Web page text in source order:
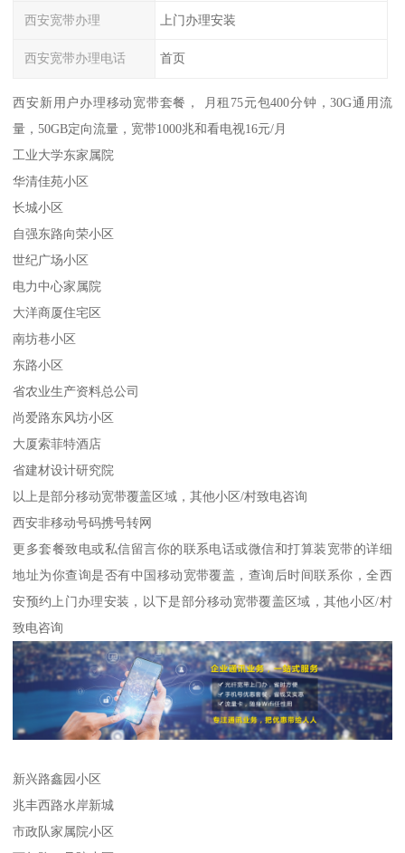
西安宽带办理 上门办理安装
西安宽带办理电话 首页
西安新用户办理移动宽带套餐， 月租75元包400分钟，30G通用流
量，50GB定向流量，宽带1000兆和看电视16元/月
工业大学东家属院
华清佳苑小区
长城小区
自强东路向荣小区
世纪广场小区
电力中心家属院
大洋商厦住宅区
南坊巷小区
东路小区
省农业生产资料总公司
尚爱路东风坊小区
大厦索菲特酒店
省建材设计研究院
以上是部分移动宽带覆盖区域，其他小区/村致电咨询
西安非移动号码携号转网
更多套餐致电或私信留言你的联系电话或微信和打算装宽带的详细
地址为你查询是否有中国移动宽带覆盖，查询后时间联系你，全西
安预约上门办理安装，以下是部分移动宽带覆盖区域，其他小区/村
致电咨询
新兴路鑫园小区
兆丰西路水岸新城
市政队家属院小区